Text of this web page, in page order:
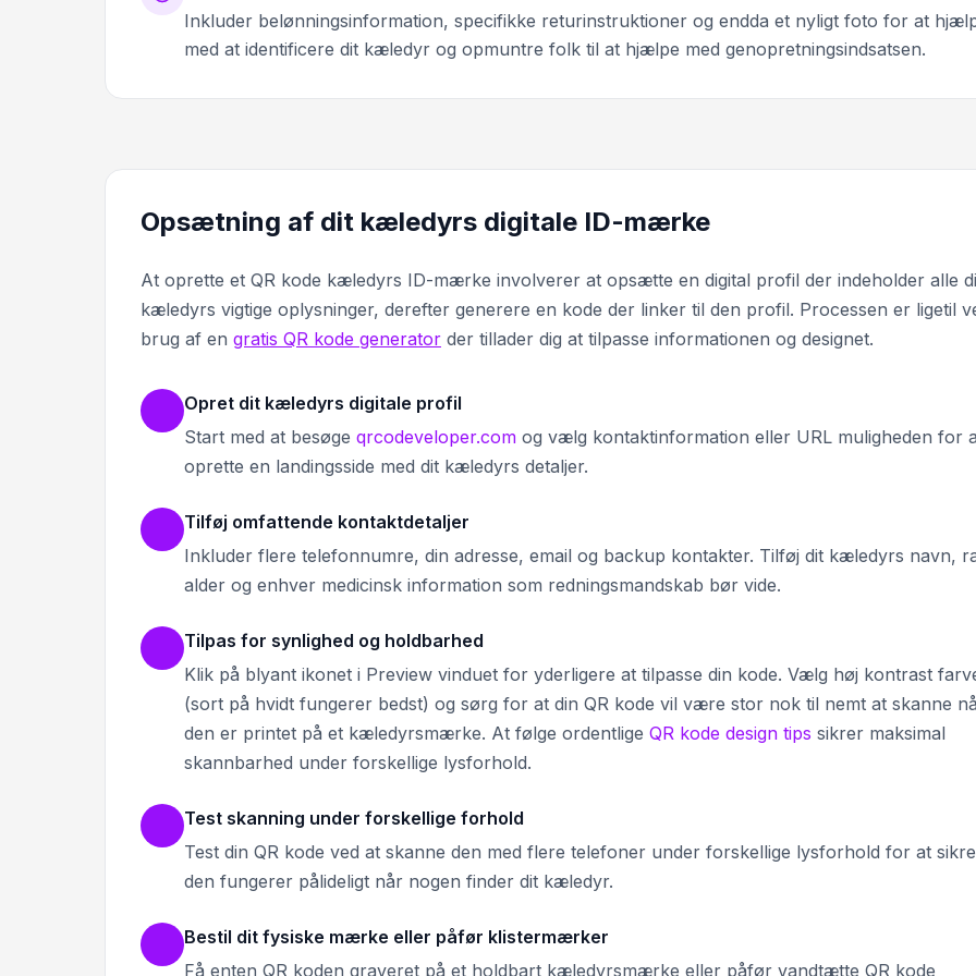
Inkluder belønningsinformation, specifikke returinstruktioner og endda et nyligt foto for at
med at identificere dit kæledyr og opmuntre folk til at hjælpe med genopretningsindsatsen.
Opsætning af dit kæledyrs digitale ID-mærke
At oprette et QR kode kæledyrs ID-mærke involverer at opsætte en digital profil der indeholder alle
kæledyrs vigtige oplysninger, derefter generere en kode der linker til den profil. Processen er ligetil
brug af en gratis QR kode generator der tillader dig at tilpasse informationen og designet.
Opret dit kæledyrs digitale profil
Start med at besøge qrcodeveloper.com og vælg kontaktinformation eller URL muligheden for
oprette en landingsside med dit kæledyrs detaljer.
Tilføj omfattende kontaktdetaljer
Inkluder flere telefonnumre, din adresse, email og backup kontakter. Tilføj dit kæledyrs navn,
alder og enhver medicinsk information som redningsmandskab bør vide.
Tilpas for synlighed og holdbarhed
Klik på blyant ikonet i Preview vinduet for yderligere at tilpasse din kode. Vælg høj kontrast
(sort på hvidt fungerer bedst) og sørg for at din QR kode vil være stor nok til nemt at skanne
den er printet på et kæledyrsmærke. At følge ordentlige QR kode design tips sikrer maksimal
skannbarhed under forskellige lysforhold.
Test skanning under forskellige forhold
Test din QR kode ved at skanne den med flere telefoner under forskellige lysforhold for at sikre
den fungerer pålideligt når nogen finder dit kæledyr.
Bestil dit fysiske mærke eller påfør klistermærker
Få enten QR koden graveret på et holdbart kæledyrsmærke eller påfør vandtætte QR kode